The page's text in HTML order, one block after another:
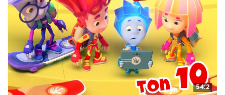
54:2